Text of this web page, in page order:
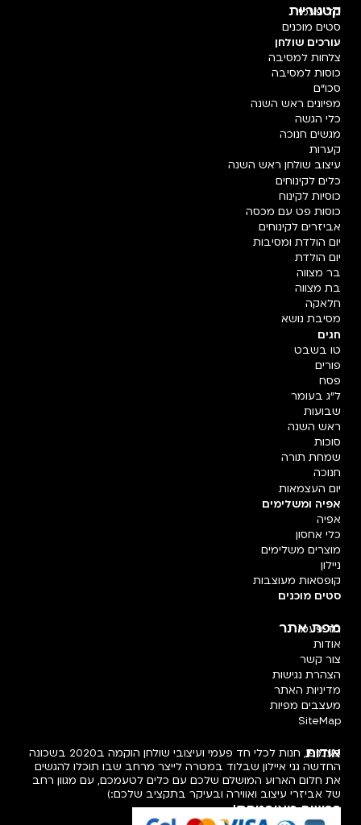
קטגוריות
חד פעמי
סטים מוכנים
עורכים שולחן
צלחות למסיבה
כוסות למסיבה
סכו"ם
מפיונים ראש השנה
כלי הגשה
מגשים חנוכה
קערות
עיצוב שולחן ראש השנה
כלים לקינוחים
כוסיות לקינוח
כוסות פט עם מכסה
אביזרים לקינוחים
יום הולדת ומסיבות
יום הולדת
בר מצווה
בת מצווה
חלאקה
מסיבת נושא
חגים
טו בשבט
פורים
פסח
ל"ג בעומר
שבועות
ראש השנה
סוכות
שמחת תורה
חנוכה
יום העצמאות
אפיה ומשלימים
אפיה
כלי אחסון
מוצרים משלימים
ניילון
קופסאות מעוצבות
סטים מוכנים
מפת אתר
חד פעמי
אודות
צור קשר
הצהרת נגישות
מדיניות האתר
מעצבים מפיות
SiteMap
אודות
פעמיפו, חנות לכלי חד פעמי ועיצובי שולחן הוקמה ב2020 בשכונה
החדשה גני איילון שבלוד במטרה לייצר מרחב שבו תוכלו להגשים
את חלום הארוע המושלם שלכם עם כלים לטעמכם, עם מגוון רחב
של אביזרי עיצוב ואווירה ובעיקר בתקציב שלכם:)
רכישה מאובטחת!